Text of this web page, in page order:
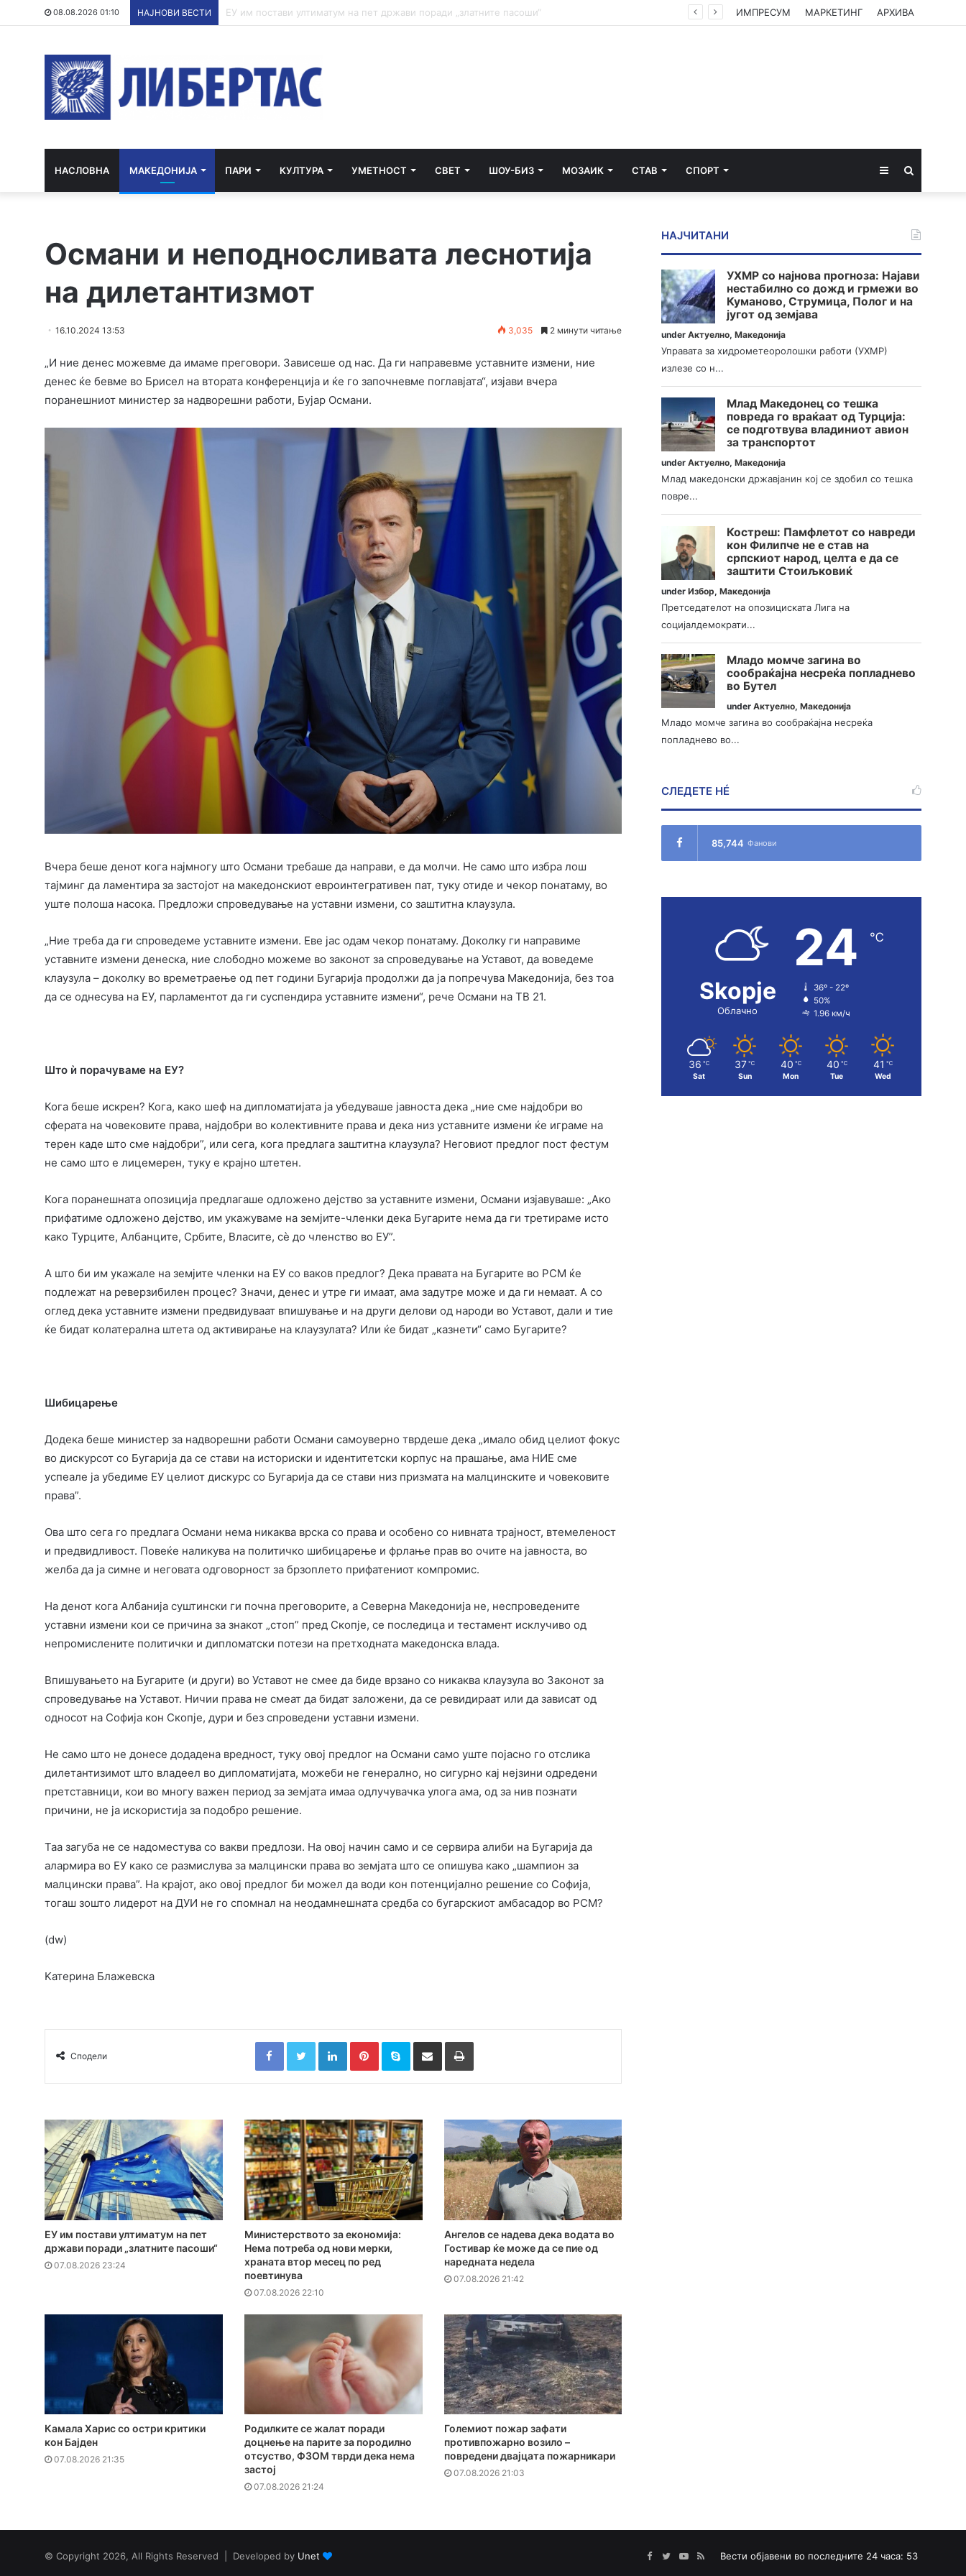
08.08.2026 01:10 НАЈНОВИ ВЕСТИ По речиси 30 години почнува судењето за убиството на Тупак Шакур ИМПРЕСУМ МАРКЕТИНГ АРХИВА
НАСЛОВНА МАКЕДОНИЈА ПАРИ КУЛТУРА УМЕТНОСТ СВЕТ ШОУ-БИЗ МОЗАИК СТАВ СПОРТ Sidebar
Османи и неподносливата леснотија
на дилетантизмот
16.10.2024 13:53 3,035 2 минути читање
„И ние денес можевме да имаме преговори. Зависеше од нас. Да ги направевме уставните измени, ние
денес ќе бевме во Брисел на втората конференција и ќе го започневме поглавјата“, изјави вчера
поранешниот министер за надворешни работи, Бујар Османи.
Вчера беше денот кога најмногу што Османи требаше да направи, е да молчи. Не само што избра лош
тајминг да ламентира за застојот на македонскиот евроинтегративен пат, туку отиде и чекор понатаму, во
уште полоша насока. Предложи спроведување на уставни измени, со заштитна клаузула.
„Ние треба да ги спроведеме уставните измени. Еве јас одам чекор понатаму. Доколку ги направиме
уставните измени денеска, ние слободно можеме во законот за спроведување на Уставот, да воведеме
клаузула – доколку во времетраење од пет години Бугарија продолжи да ја попречува Македонија, без тоа
да се однесува на ЕУ, парламентот да ги суспендира уставните измени“, рече Османи на ТВ 21.
Што ѝ порачуваме на ЕУ?
Кога беше искрен? Кога, како шеф на дипломатијата ја убедуваше јавноста дека „ние сме најдобри во
сферата на човековите права, најдобри во колективните права и дека низ уставните измени ќе играме на
терен каде што сме најдобри”, или сега, кога предлага заштитна клаузула? Неговиот предлог пост фестум
не само што е лицемерен, туку е крајно штетен.
Кога поранешната опозиција предлагаше одложено дејство за уставните измени, Османи изјавуваше: „Ако
прифатиме одложено дејство, им укажуваме на земјите-членки дека Бугарите нема да ги третираме исто
како Турците, Албанците, Србите, Власите, сѐ до членство во ЕУ”.
А што би им укажале на земјите членки на ЕУ со ваков предлог? Дека правата на Бугарите во РСМ ќе
подлежат на реверзибилен процес? Значи, денес и утре ги имаат, ама задутре може и да ги немаат. А со
оглед дека уставните измени предвидуваат впишување и на други делови од народи во Уставот, дали и тие
ќе бидат колатерална штета од активирање на клаузулата? Или ќе бидат „казнети“ само Бугарите?
Шибицарење
Додека беше министер за надворешни работи Османи самоуверно тврдеше дека „имало обид целиот фокус
во дискурсот со Бугарија да се стави на историски и идентитетски корпус на прашање, ама НИЕ сме
успеале ја убедиме ЕУ целиот дискурс со Бугарија да се стави низ призмата на малцинските и човековите
права”.
Ова што сега го предлага Османи нема никаква врска со права и особено со нивната трајност, втемеленост
и предвидливост. Повеќе наликува на политичко шибицарење и фрлање прав во очите на јавноста, во
желба да ја симне и неговата одговорност за брзоплето прифатениот компромис.
На денот кога Албанија суштински ги почна преговорите, а Северна Македонија не, неспроведените
уставни измени кои се причина за знакот „стоп” пред Скопје, се последица и тестамент исклучиво од
непромислените политички и дипломатски потези на претходната македонска влада.
Впишувањето на Бугарите (и други) во Уставот не смее да биде врзано со никаква клаузула во Законот за
спроведување на Уставот. Ничии права не смеат да бидат заложени, да се ревидираат или да зависат од
односот на Софија кон Скопје, дури и без спроведени уставни измени.
Не само што не донесе додадена вредност, туку овој предлог на Османи само уште појасно го отслика
дилетантизимот што владеел во дипломатијата, можеби не генерално, но сигурно кај нејзини одредени
претставници, кои во многу важен период за земјата имаа одлучувачка улога ама, од за нив познати
причини, не ја искористија за подобро решение.
Таа загуба не се надоместува со вакви предлози. На овој начин само и се сервира алиби на Бугарија да
алармира во ЕУ како се размислува за малцински права во земјата што се опишува како „шампион за
малцински права”. На крајот, ако овој предлог би можел да води кон потенцијално решение со Софија,
тогаш зошто лидерот на ДУИ не го спомнал на неодамнешната средба со бугарскиот амбасадор во РСМ?
(dw)
Kатерина Блажевска
Сподели
FacebookTwitterLinkedInPinterestSkype Сподели преку Е-маил Испринтај
ЕУ им постави ултиматум на пет
држави поради „златните пасоши“
07.08.2026 23:24
Министерството за економија:
Нема потреба од нови мерки,
храната втор месец по ред
поевтинува
07.08.2026 22:10
Ангелов се надева дека водата во
Гостивар ќе може да се пие од
наредната недела
07.08.2026 21:42
Камала Харис со остри критики
кон Бајден
07.08.2026 21:35
Родилките се жалат поради
доцнење на парите за породилно
отсуство, ФЗОМ тврди дека нема
застој
07.08.2026 21:24
Големиот пожар зафати
противпожарно возило –
повредени двајцата пожарникари
07.08.2026 21:03
НАЈЧИТАНИ
УХМР со најнова прогноза: Најави
нестабилно со дожд и грмежи во
Куманово, Струмица, Полог и на
југот од земјава
underАктуелно,Македонија
Управата за хидрометеоролошки работи (УХМР)
излезе со н...
Млад Македонец со тешка
повреда го враќаат од Турција:
се подготвува владиниот авион
за транспортот
underАктуелно,Македонија
Млад македонски државјанин кој се здобил со тешка
повре...
Костреш: Памфлетот со навреди
кон Филипче не е став на
српскиот народ, целта е да се
заштити Стоиљковиќ
underИзбор,Македонија
Претседателот на опозициската Лига на
социјалдемократи...
Младо момче загина во
сообраќајна несреќа попладнево
во Бутел
underАктуелно,Македонија
Младо момче загина во сообраќајна несреќа
попладнево во...
СЛЕДЕТЕ НÉ
85,744 Фанови
Skopje
Облачно
24 ℃
36º - 22º
50%
1.96 км/ч
36 ℃
Sat
37 ℃
Sun
40 ℃
Mon
40 ℃
Tue
41 ℃
Wed
© Copyright 2026, All Rights Reserved | Developed by Unet Вести објавени во последните 24 часа: 53
Facebook
TwitterYouTube
RSS